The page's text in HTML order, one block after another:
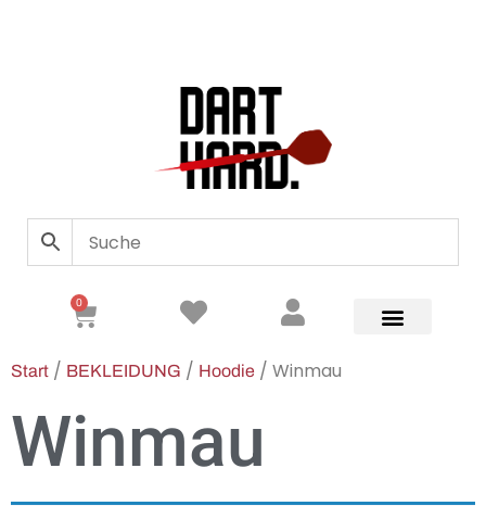
0
Start / BEKLEIDUNG / Hoodie / Winmau
Winmau